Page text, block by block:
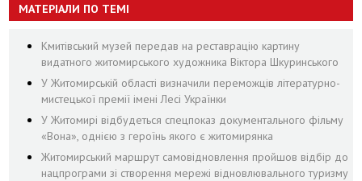
МАТЕРІАЛИ ПО ТЕМІ
Кмитівський музей передав на реставрацію картину
видатного житомирського художника Віктора Шкуринського
У Житомирській області визначили переможців літературно-
мистецької премії імені Лесі Українки
У Житомирі відбудеться спецпоказ документального фільму
«Вона», однією з героїнь якого є житомирянка
Житомирський маршрут самовідновлення пройшов відбір до
нацпрограми зі створення мережі відновлювального туризму